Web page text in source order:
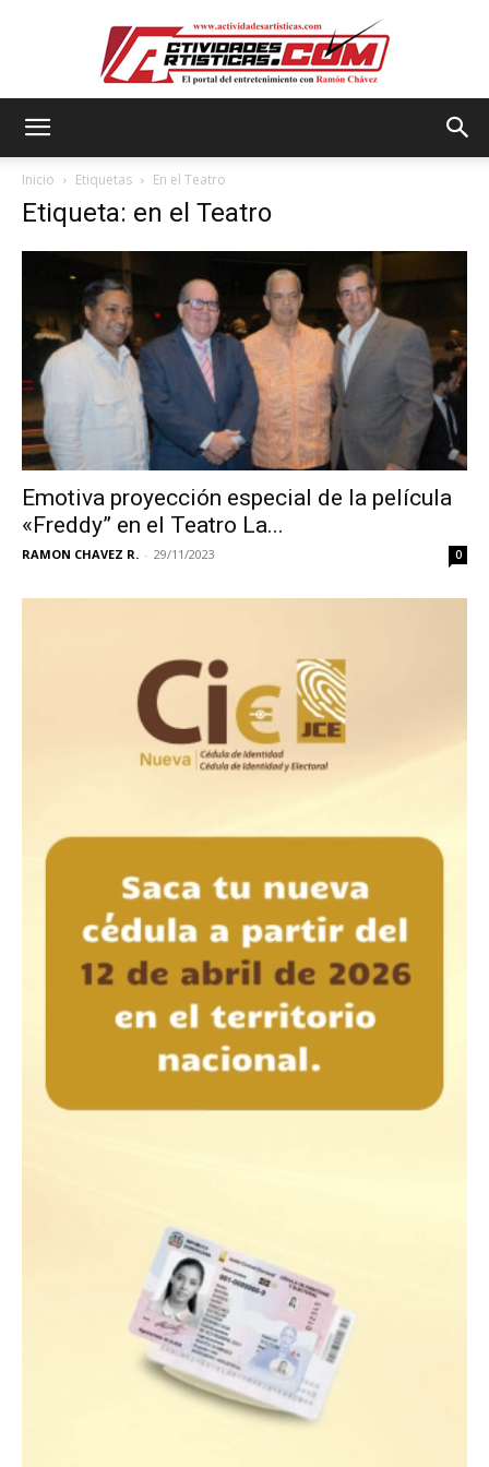
Inicio Etiquetas En el Teatro
Etiqueta: en el Teatro
Emotiva proyección especial de la película
«Freddy” en el Teatro La...
RAMON CHAVEZ R. - 29/11/2023 0